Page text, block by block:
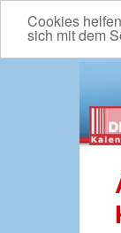
Cookies
sich mit dem